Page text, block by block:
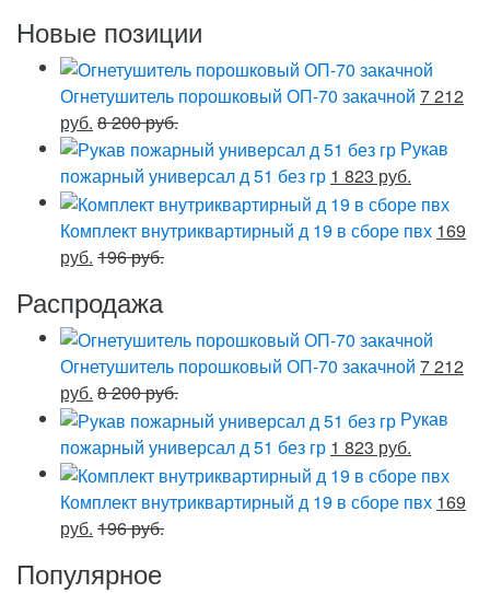
Новые позиции
Огнетушитель порошковый ОП-70 закачной 7 212
руб. 8 200 руб.
Рукав
пожарный универсал д 51 без гр 1 823 руб.
Комплект внутриквартирный д 19 в сборе пвх 169
руб. 196 руб.
Распродажа
Огнетушитель порошковый ОП-70 закачной 7 212
руб. 8 200 руб.
Рукав
пожарный универсал д 51 без гр 1 823 руб.
Комплект внутриквартирный д 19 в сборе пвх 169
руб. 196 руб.
Популярное